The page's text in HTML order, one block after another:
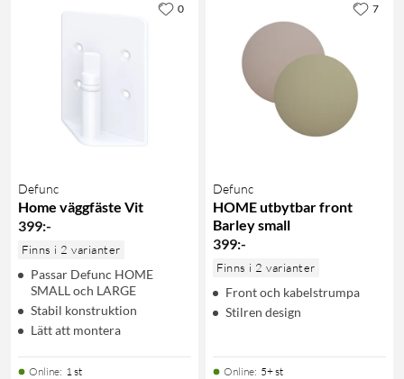
Defunc
Home väggfäste Vit
399:-
Finns i 2 varianter
Passar Defunc HOME
SMALL och LARGE
Stabil konstruktion
Lätt att montera
Online: 1 st
0
Defunc
HOME utbytbar front
Barley small
399:-
Finns i 2 varianter
Front och kabelstrumpa
Stilren design
Online: 5+ st
7